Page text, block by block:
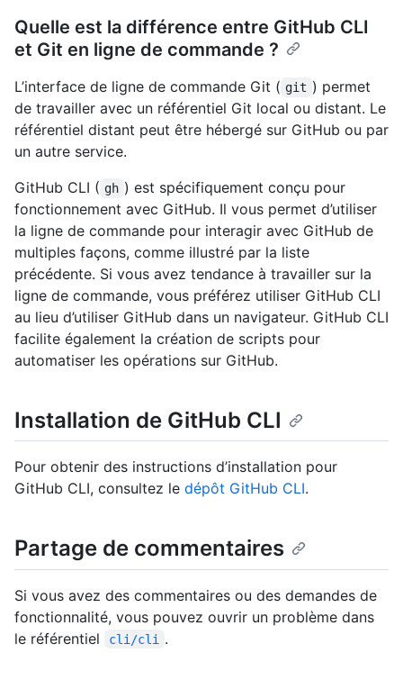
Quelle est la différence entre GitHub CLI
et Git en ligne de commande ?
L’interface de ligne de commande Git ( git ) permet
de travailler avec un référentiel Git local ou distant. Le
référentiel distant peut être hébergé sur GitHub ou par
un autre service.
GitHub CLI ( gh ) est spécifiquement conçu pour
fonctionnement avec GitHub. Il vous permet d’utiliser
la ligne de commande pour interagir avec GitHub de
multiples façons, comme illustré par la liste
précédente. Si vous avez tendance à travailler sur la
ligne de commande, vous préférez utiliser GitHub CLI
au lieu d’utiliser GitHub dans un navigateur. GitHub CLI
facilite également la création de scripts pour
automatiser les opérations sur GitHub.
Installation de GitHub CLI
Pour obtenir des instructions d’installation pour
GitHub CLI, consultez le dépôt GitHub CLI.
Partage de commentaires
Si vous avez des commentaires ou des demandes de
fonctionnalité, vous pouvez ouvrir un problème dans
le référentiel
cli/cli .